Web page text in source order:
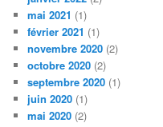
mai 2021 (1)
février 2021 (1)
novembre 2020 (2)
octobre 2020 (2)
septembre 2020 (1)
juin 2020 (1)
mai 2020 (2)